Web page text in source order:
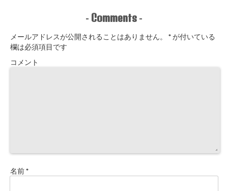
- Comments -
メールアドレスが公開されることはありません。 *が付いている
欄は必須項目です
コメント
名前*